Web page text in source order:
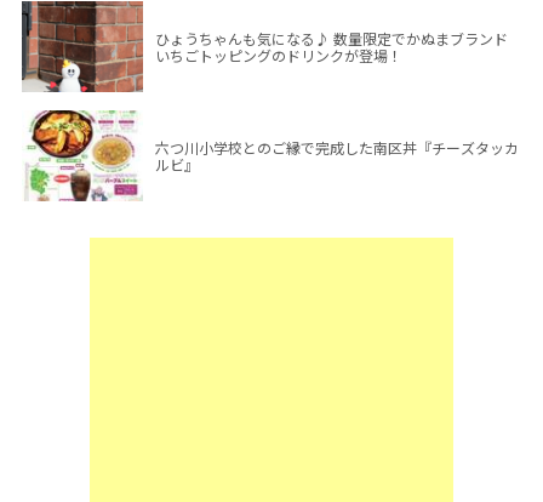
ひょうちゃんも気になる♪ 数量限定でかぬまブランド
いちごトッピングのドリンクが登場！
六つ川小学校とのご縁で完成した南区丼『チーズタッカ
ルビ』